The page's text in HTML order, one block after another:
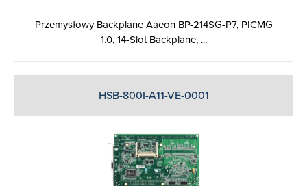
Przemysłowy Backplane Aaeon BP-214SG-P7, PICMG
1.0, 14-Slot Backplane, ...
HSB-800I-A11-VE-0001